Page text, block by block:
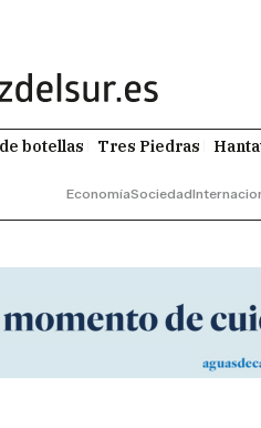
botellas Tres Piedras
EconomíaSociedad